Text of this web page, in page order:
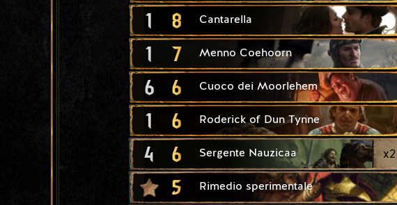
1 8 Cantarella
1 7 Menno Coehoorn
6 6 Cuoco dei Moorlehem
1 6 Roderick of Dun Tynne
4 6 Sergente Nauzicaa x2
5 Rimedio sperimentale